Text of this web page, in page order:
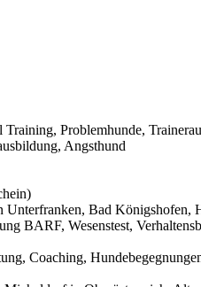
Problemhunde,
Angsthund
Unterfranken, Bad
BARF, Wesenstest,
Coaching,